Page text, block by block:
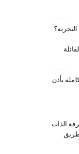
بأذن
الذات